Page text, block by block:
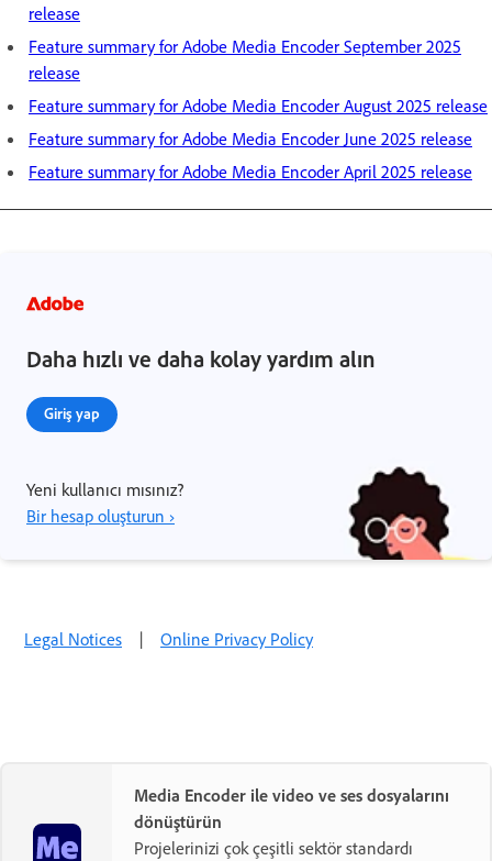
release
Feature summary for Adobe Media Encoder September 2025
release
Feature summary for Adobe Media Encoder August 2025 release
Feature summary for Adobe Media Encoder June 2025 release
Feature summary for Adobe Media Encoder April 2025 release
Daha hızlı ve daha kolay yardım alın
Giriş yap
Yeni kullanıcı mısınız?
Bir hesap oluşturun ›
Legal Notices | Online Privacy Policy
Media Encoder ile video ve ses dosyalarını
dönüştürün
Projelerinizi çok çeşitli sektör standardı